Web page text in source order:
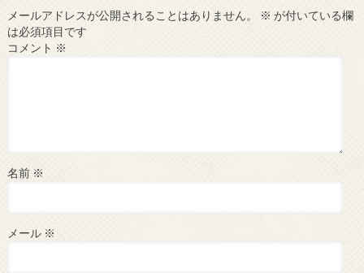
メールアドレスが公開されることはありません。 ※ が付いている欄
は必須項目です
コメント ※
名前 ※
メール ※